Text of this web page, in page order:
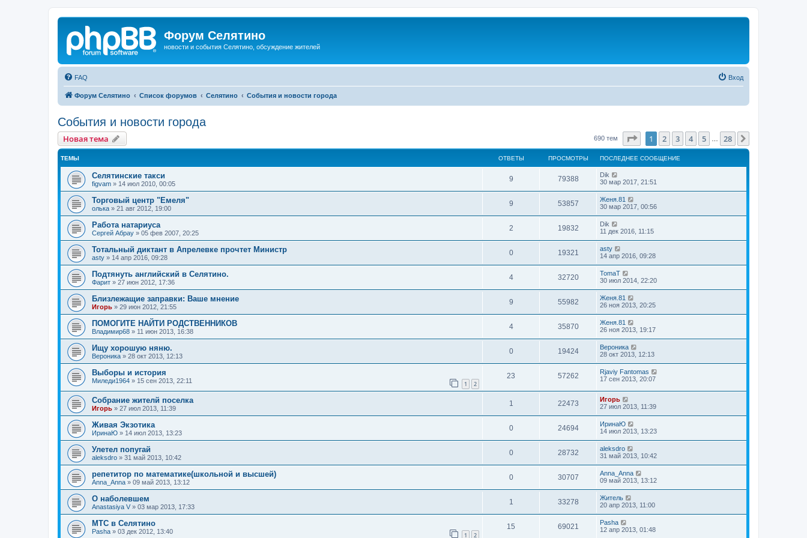
Форум Селятино
новости и события Селятино, обсуждение жителей
FAQ Вход
Форум Селятино Список форумов Селятино События и новости города
События и новости города
Новая тема 690 тем Страница1 из 28
1 2 3 4 5 28
ТЕМЫ ОТВЕТЫ ПРОСМОТРЫ ПОСЛЕДНЕЕ СООБЩЕНИЕ
Селятинские такси
figvam » 14 июл 2010, 00:05
9 79388
Dik
30 мар 2017, 21:51
Торговый центр "Емеля"
олька » 21 авг 2012, 19:00
9 53857
Женя.81
30 мар 2017, 00:56
Работа натариуса
Сергей Абрау » 05 фев 2007, 20:25
2 19832
Dik
11 дек 2016, 11:15
Тотальный диктант в Апрелевке прочтет Министр
asty » 14 апр 2016, 09:28
0 19321
asty
14 апр 2016, 09:28
Подтянуть английский в Селятино.
Фарит » 27 июн 2012, 17:36
4 32720
TomaT
30 июл 2014, 22:20
Близлежащие заправки: Ваше мнение
Игорь » 29 июн 2012, 21:55
9 55982
Женя.81
26 ноя 2013, 20:25
ПОМОГИТЕ НАЙТИ РОДСТВЕННИКОВ
Владимир68 » 11 июн 2013, 16:38
4 35870
Женя.81
26 ноя 2013, 19:17
Ищу хорошую няню.
Вероника » 28 окт 2013, 12:13
0 19424
Вероника
28 окт 2013, 12:13
Выборы и история
Миледи1964 » 15 сен 2013, 22:11 1 2
23 57262
Rjaviy Fantomas
17 сен 2013, 20:07
Собрание жителй поселка
Игорь » 27 июл 2013, 11:39
1 22473
Игорь
27 июл 2013, 11:39
Живая Экзотика
ИринаЮ » 14 июл 2013, 13:23
0 24694
ИринаЮ
14 июл 2013, 13:23
Улетел попугай
aleksdro » 31 май 2013, 10:42
0 28732
aleksdro
31 май 2013, 10:42
репетитор по математике(школьной и высшей)
Anna_Anna » 09 май 2013, 13:12
0 30707
Anna_Anna
09 май 2013, 13:12
О наболевшем
Anastasiya V » 03 мар 2013, 17:33
1 33278
Житель
20 апр 2013, 11:00
МТС в Селятино
Pasha » 03 дек 2012, 13:40 1 2
15 69021
Pasha
12 апр 2013, 01:48